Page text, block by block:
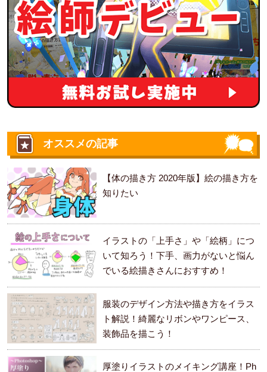
オススメの記事
【体の描き方 2020年版】絵の描き方を
知りたい
イラストの「上手さ」や「絵柄」につ
いて知ろう！下手、画力がないと悩ん
でいる絵描きさんにおすすめ！
服装のデザイン方法や描き方をイラス
ト解説！綺麗なリボンやワンピース、
装飾品を描こう！
厚塗りイラストのメイキング講座！Ph